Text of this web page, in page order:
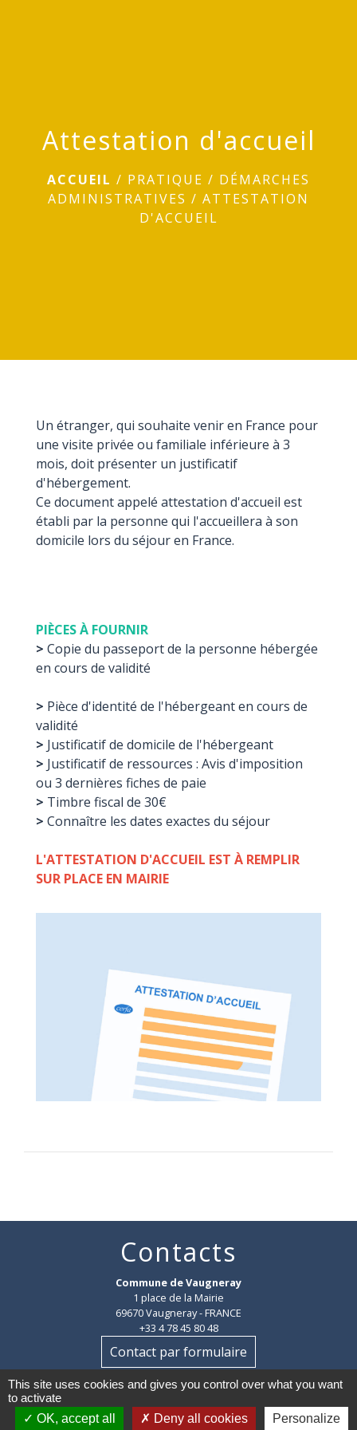
Attestation d'accueil
ACCUEIL / PRATIQUE / DÉMARCHES
ADMINISTRATIVES / ATTESTATION
D'ACCUEIL
Un étranger, qui souhaite venir en France pour
une visite privée ou familiale inférieure à 3
mois, doit présenter un justificatif
d'hébergement.
Ce document appelé attestation d'accueil est
établi par la personne qui l'accueillera à son
domicile lors du séjour en France.
PIÈCES À FOURNIR
> Copie du passeport de la personne hébergée
en cours de validité
> Pièce d'identité de l'hébergeant en cours de
validité
> Justificatif de domicile de l'hébergeant
> Justificatif de ressources : Avis d'imposition
ou 3 dernières fiches de paie
> Timbre fiscal de 30€
> Connaître les dates exactes du séjour
L'ATTESTATION D'ACCUEIL EST À REMPLIR
SUR PLACE EN MAIRIE
Contacts
Commune de Vaugneray
1 place de la Mairie
69670 Vaugneray - FRANCE
+33 4 78 45 80 48
Contact par formulaire
HORAIRES
Du lundi au vendredi : 8h30-12h et 14h-18h
Le samedi : 8h30-12h
This site uses cookies and gives you control over what you want
to activate
OK, accept all
Deny all cookies Personalize